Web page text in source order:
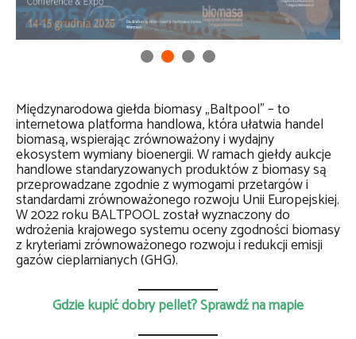
Międzynarodowa giełda biomasy „Baltpool” – to
internetowa platforma handlowa, która ułatwia handel
biomasą, wspierając zrównoważony i wydajny
ekosystem wymiany bioenergii. W ramach giełdy aukcje
handlowe standaryzowanych produktów z biomasy są
przeprowadzane zgodnie z wymogami przetargów i
standardami zrównoważonego rozwoju Unii Europejskiej.
W 2022 roku BALTPOOL został wyznaczony do
wdrożenia krajowego systemu oceny zgodności biomasy
z kryteriami zrównoważonego rozwoju i redukcji emisji
gazów cieplarnianych (GHG).
Gdzie kupić dobry pellet? Sprawdź na mapie